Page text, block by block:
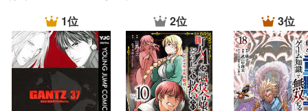
1位 2位 3位